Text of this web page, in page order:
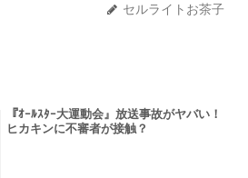
セルライトお茶子
『ｵｰﾙｽﾀｰ大運動会』放送事故がヤバい！
ヒカキンに不審者が接触？